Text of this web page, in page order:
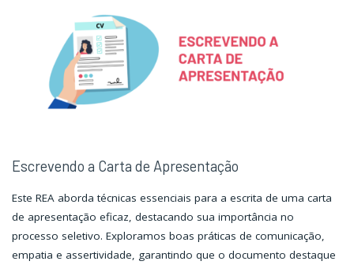
Escrevendo a Carta de Apresentação
Este REA aborda técnicas essenciais para a escrita de uma carta
de apresentação eficaz, destacando sua importância no
processo seletivo. Exploramos boas práticas de comunicação,
empatia e assertividade, garantindo que o documento destaque